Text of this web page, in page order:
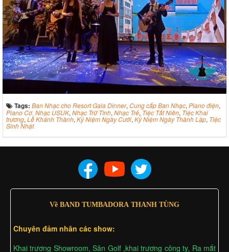
Tags: Ban Nhạc cho Resort Gala Dinner, Cung cấp Ban Nhạc, Piano điện,
Piano Cơ. Nhạc USUK, Nhạc Trữ Tình, Nhạc Trẻ,Tiệc Tất Niên, Tiệc Khai
trương, Lễ Khánh Thành, Kỷ Niệm Ngày Cưới, Kỷ Niệm Ngày Thành Lập, Tiệc
Sinh Nhật
Về BAND TUMBADORA THANH TÙNG
Chuyên đảm nhân các show:
Khai trương Showroom, Sân Golf ,khai trương công ty, Ra mắt